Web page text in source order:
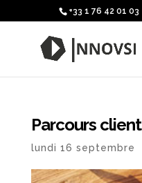
+33 1 76 42 01 03
Parcours client
lundi 16 septembre